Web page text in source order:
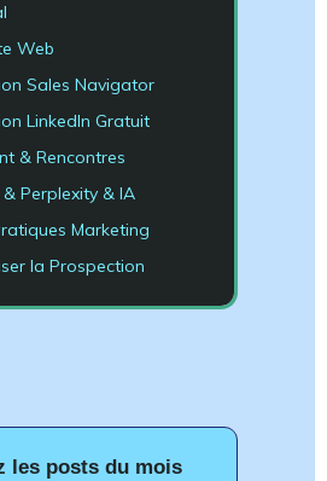
Web
Sales Navigator
LinkedIn Gratuit
& Rencontres
Perplexity & IA
Marketing
la Prospection
les posts du mois